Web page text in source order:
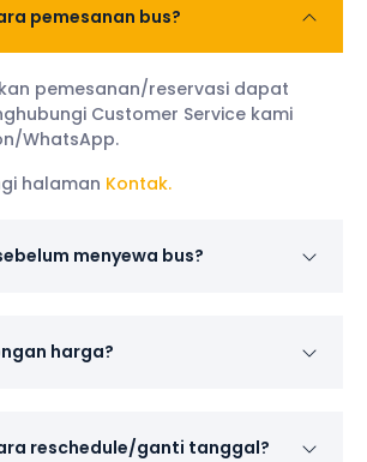
pemesanan bus?
pemesanan/reservasi dapat
Customer Service kami
WhatsApp.
halaman Kontak.
menyewa bus?
harga?
reschedule/ganti tanggal?